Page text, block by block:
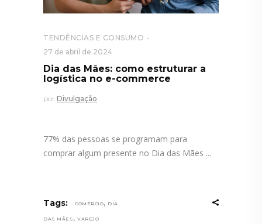
TENDÊNCIAS E CONSUMO
27 de abril de 2024
Dia das Mães: como estruturar a
logística no e-commerce
por Divulgação
77% das pessoas se programam para
comprar algum presente no Dia das Mães
Tags: COMÉRCIO, DIA
DAS MÃES , VAREJO